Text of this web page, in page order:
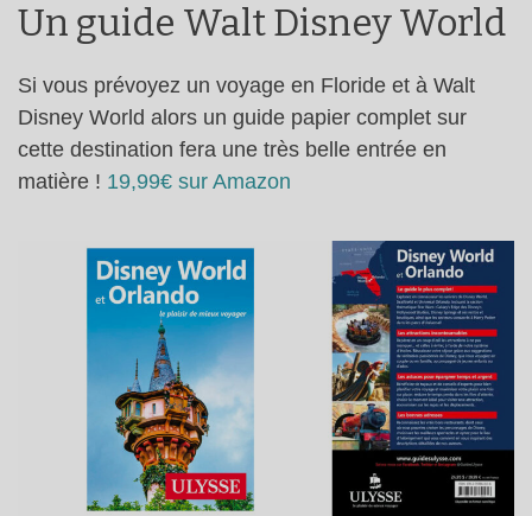
Un guide Walt Disney World
Si vous prévoyez un voyage en Floride et à Walt
Disney World alors un guide papier complet sur
cette destination fera une très belle entrée en
matière ! 19,99€ sur Amazon